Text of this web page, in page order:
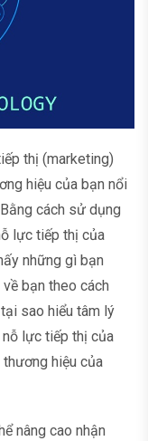
thị (marketing)
hiệu của bạn nổi
cách sử dụng
lực tiếp thị của
những gì bạn
bạn theo cách
sao hiểu tâm lý
lực tiếp thị của
hiệu của
nâng cao nhận